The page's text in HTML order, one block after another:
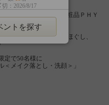
がとうございます。
の実力、スキンケア化粧品ＰＨＹ
ずみ毛穴をじんわりほぐし、
定で50名様に
メイク落とし・洗顔＞」
切：2026/8/17
ントを探す